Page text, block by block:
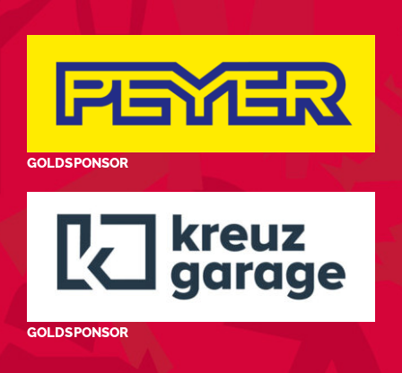
GOLDSPONSOR
GOLDSPONSOR